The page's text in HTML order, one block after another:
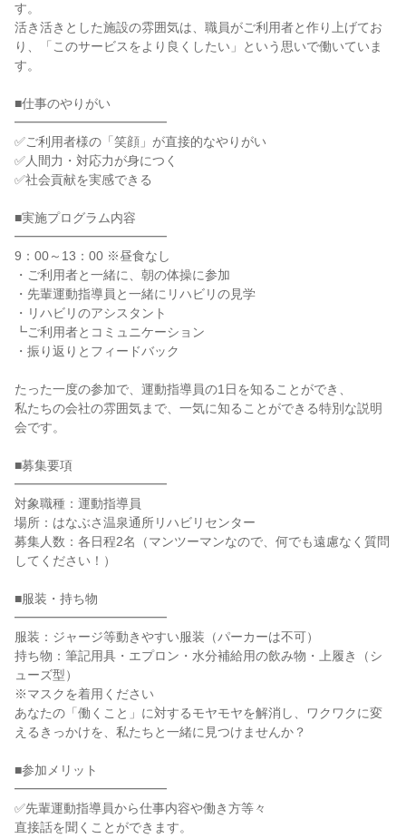
す。
活き活きとした施設の雰囲気は、職員がご利用者と作り上げてお
り、「このサービスをより良くしたい」という思いで働いていま
す。
■仕事のやりがい
━━━━━━━━━━━━
✅ご利用者様の「笑顔」が直接的なやりがい
✅人間力・対応力が身につく
✅社会貢献を実感できる
■実施プログラム内容
━━━━━━━━━━━━
9：00～13：00 ※昼食なし
・ご利用者と一緒に、朝の体操に参加
・先輩運動指導員と一緒にリハビリの見学
・リハビリのアシスタント
┗ご利用者とコミュニケーション
・振り返りとフィードバック
たった一度の参加で、運動指導員の1日を知ることができ、
私たちの会社の雰囲気まで、一気に知ることができる特別な説明
会です。
■募集要項
━━━━━━━━━━━━
対象職種：運動指導員
場所：はなぶさ温泉通所リハビリセンター
募集人数：各日程2名（マンツーマンなので、何でも遠慮なく質問
してください！）
■服装・持ち物
━━━━━━━━━━━━
服装：ジャージ等動きやすい服装（パーカーは不可）
持ち物：筆記用具・エプロン・水分補給用の飲み物・上履き（シ
ューズ型）
※マスクを着用ください
あなたの「働くこと」に対するモヤモヤを解消し、ワクワクに変
えるきっかけを、私たちと一緒に見つけませんか？
■参加メリット
━━━━━━━━━━━━
✅先輩運動指導員から仕事内容や働き方等々
直接話を聞くことができます。